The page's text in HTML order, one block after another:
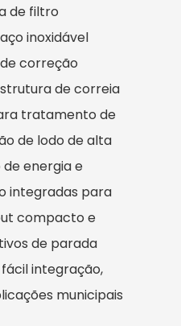
de filtro
inoxidável
correção
de correia
tratamento de
de lodo de alta
energia e
integradas para
compacto e
de parada
integração,
municipais